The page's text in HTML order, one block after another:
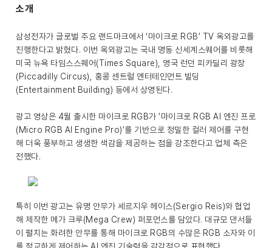
소개
삼성전자가 글로벌 주요 랜드마크에서 ‘마이크로 RGB’ TV 옥외광고를
진행한다고 밝혔다. 이번 옥외광고는 국내 명동 신세계스퀘어를 비롯해
미국 뉴욕 타임스스퀘어(Times Square), 영국 런던 피카딜리 광장
(Piccadilly Circus), 홍콩 센트럴 엔터테인먼트 빌딩
(Entertainment Building) 등에서 상영된다.
광고 영상은 4월 출시한 마이크로 RGB가 ’마이크로 RGB AI 엔진 프로
(Micro RGB AI Engine Pro)’를 기반으로 정밀한 컬러 제어를 구현
해 더욱 풍부하고 생생한 색감을 제공하는 점을 강조한다고 업체 측은
전했다.
특히 이번 광고는 유명 안무가 세르지우 헤이스(Sergio Reis)와 협업
해 제작한 메가 크루(Mega Crew) 퍼포먼스를 담았다. 대규모 댄서들
이 펼치는 화려한 안무를 통해 마이크로 RGB의 수많은 RGB 소자와 이